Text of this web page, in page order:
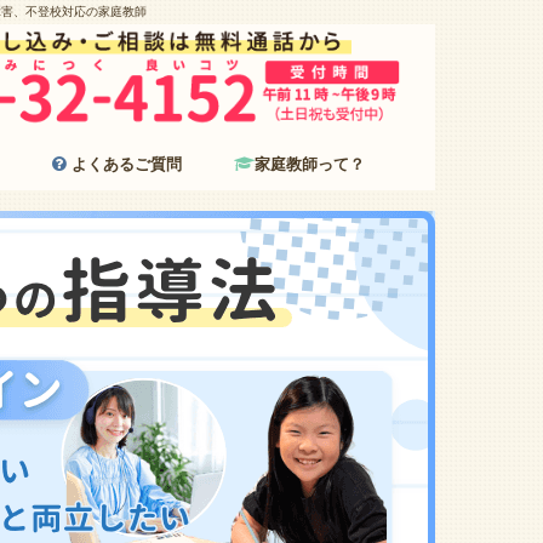
、不登校対応の家庭教師
よくあるご質問 家庭教師って？